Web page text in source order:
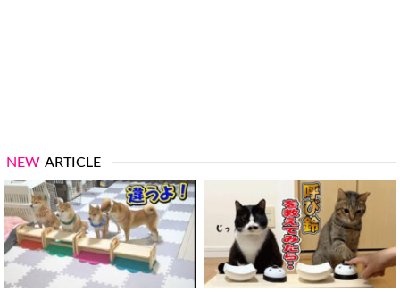
NEW ARTICLE